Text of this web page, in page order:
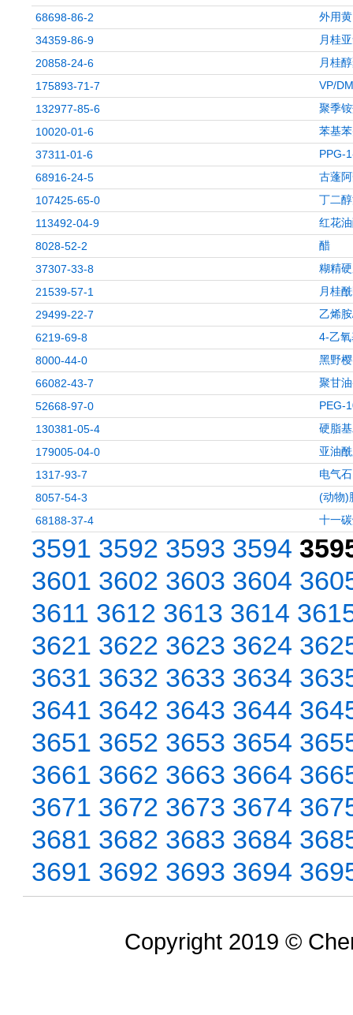
68698-86-2
外用
34359-86-9
月桂
20858-24-6
月桂
175893-71-7
VP/
132977-85-6
聚季
10020-01-6
苯基
37311-01-6
PPG-
68916-24-5
古蓬
107425-65-0
丁二
113492-04-9
红花
8028-52-2
醋
37307-33-8
糊精
21539-57-1
月桂
29499-22-7
乙烯
6219-69-8
4-乙
8000-44-0
黑野
66082-43-7
聚甘
52668-97-0
PEG-
130381-05-4
硬脂
179005-04-0
亚油
1317-93-7
电气石
8057-54-3
(动物)
68188-37-4
十一
3591 3592 3593 3594
3601 3602 3603 3604
3611 3612 3613 3614
3621 3622 3623 3624
3631 3632 3633 3634
3641 3642 3643 3644
3651 3652 3653 3654
3661 3662 3663 3664
3671 3672 3673 3674
3681 3682 3683 3684
3691 3692 3693 3694
Copyright 2019 ©